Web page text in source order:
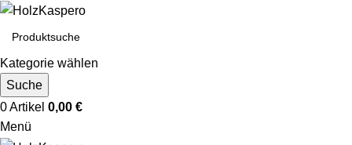
Kategorie wählen
Suche
0Artikel 0,00 €
Menü